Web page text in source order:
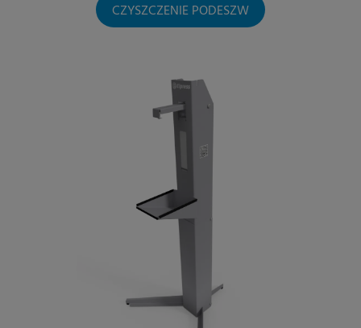
CZYSZCZENIE PODESZW